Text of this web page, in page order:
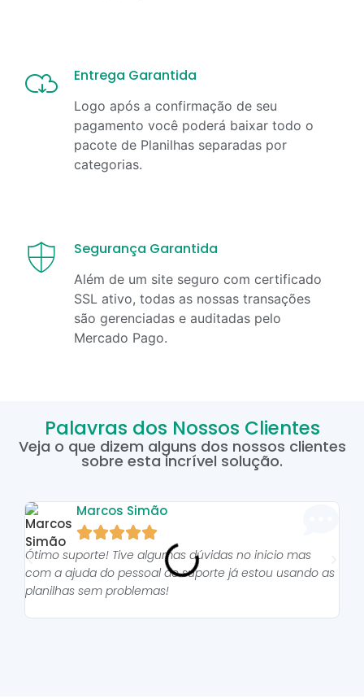
Entrega Garantida
Logo após a confirmação de seu
pagamento você poderá baixar todo o
pacote de Planilhas separadas por
categorias.
Segurança Garantida
Além de um site seguro com certificado
SSL ativo, todas as nossas transações
são gerenciadas e auditadas pelo
Mercado Pago.
Palavras dos Nossos Clientes
Veja o que dizem alguns dos nossos clientes
sobre esta incrível solução.
Marcos Simão

Ótimo suporte! Tive algumas dúvidas no inicio mas
com a ajuda do pessoal do suporte já estou usando as
planilhas sem problemas!